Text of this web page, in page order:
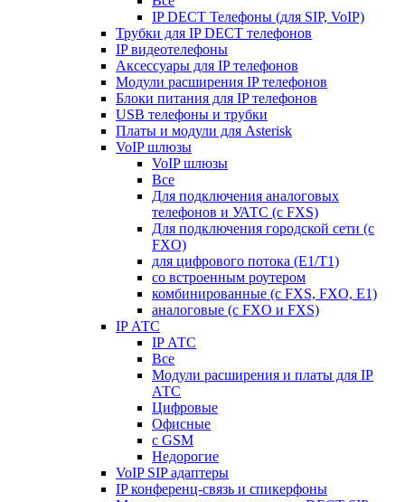
IP DECT Телефоны (для SIP, VoIP)
Трубки для IP DECT телефонов
IP видеотелефоны
Аксессуары для IP телефонов
Модули расширения IP телефонов
Блоки питания для IP телефонов
USB телефоны и трубки
Платы и модули для Asterisk
VoIP шлюзы
VoIP шлюзы
Все
Для подключения аналоговых
телефонов и УАТС (с FXS)
Для подключения городской сети (с
FXO)
для цифрового потока (E1/T1)
со встроенным роутером
комбинированные (c FXS, FXO, E1)
аналоговые (с FXO и FXS)
IP АТС
IP АТС
Все
Модули расширения и платы для IP
АТС
Цифровые
Офисные
с GSM
Недорогие
VoIP SIP адаптеры
IP конференц-связь и спикерфоны